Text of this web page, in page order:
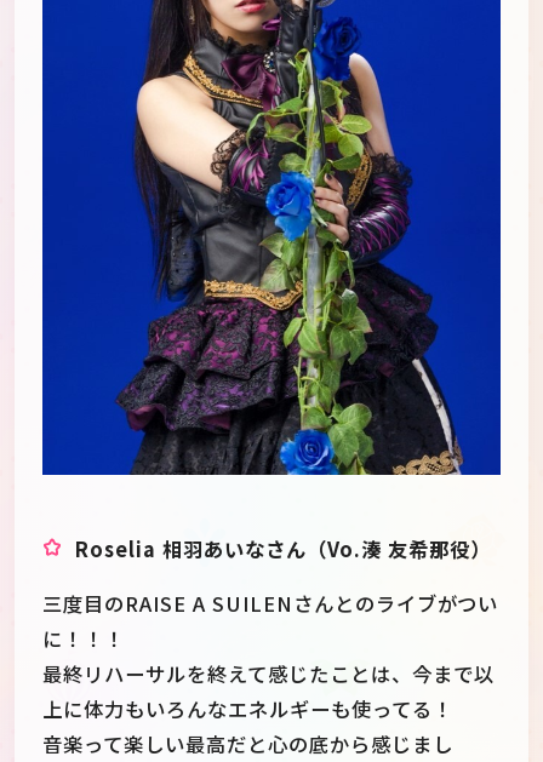
Roselia 相羽あいなさん（Vo.湊 友希那役）
三度目のRAISE A SUILENさんとのライブがつい
に！！！
最終リハーサルを終えて感じたことは、今まで以
上に体力もいろんなエネルギーも使ってる！
音楽って楽しい最高だと心の底から感じまし